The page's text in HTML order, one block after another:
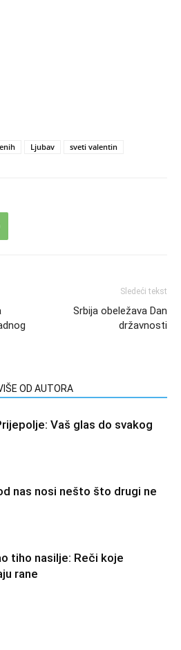
Ljubav sveti valentin
Sledeći tekst
Srbija obeležava Dan
državnosti
OD AUTORA
Vaš glas do svakog
nas nosi nešto što drugi ne
tiho nasilje: Reči koje
rane